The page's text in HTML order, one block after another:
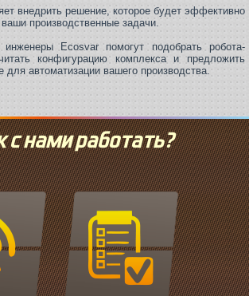
внедрить решение, которое будет эффективно
производственные задачи.
Ecosvar помогут подобрать робота-
конфигурацию комплекса и предложить
для автоматизации вашего производства.
с нами работать?